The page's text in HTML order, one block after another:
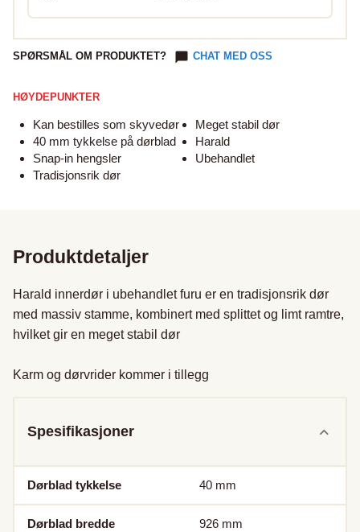
SPØRSMÅL OM PRODUKTET? CHAT MED OSS
HØYDEPUNKTER
Kan bestilles som skyvedør
40 mm tykkelse på dørblad
Snap-in hengsler
Tradisjonsrik dør
Meget stabil dør
Harald
Ubehandlet
Produktdetaljer
Harald innerdør i ubehandlet furu er en tradisjonsrik dør
med massiv stamme, kombinert med splittet og limt ramtre,
hvilket gir en meget stabil dør
Karm og dørvrider kommer i tillegg
Spesifikasjoner
Dørblad tykkelse 40 mm
Dørblad bredde 926 mm